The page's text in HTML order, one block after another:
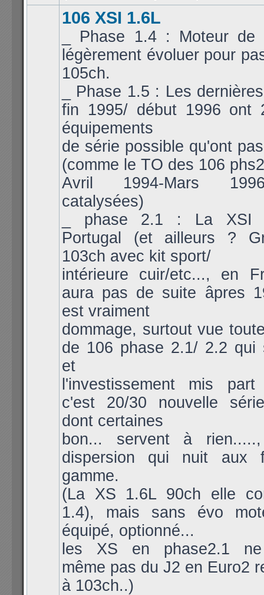
106 XSI 1.6L
_ Phase 1.4 : Moteur
légèrement évoluer pour
105ch.
_ Phase 1.5 : Les
fin 1995/ début 1996 ont
équipements
de série possible qu'ont
(comme le TO des 106
Avril 1994-Mars
catalysées)
_ phase 2.1 : La XSI
Portugal (et ailleurs ?
103ch avec kit sport/
intérieure cuir/etc..., en
aura pas de suite âpres
est vraiment
dommage, surtout vue
de 106 phase 2.1/ 2.2 qui
et
l'investissement mis
c'est 20/30 nouvelle
dont certaines
bon... servent à
dispersion qui nuit aux
gamme.
(La XS 1.6L 90ch elle
1.4), mais sans évo
équipé, optionné...
les XS en phase2.1 ne
même pas du J2 en Euro2
à 103ch..)